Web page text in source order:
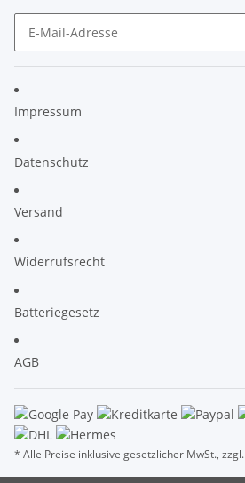
Impressum
Datenschutz
Versand
Widerrufsrecht
Batteriegesetz
AGB
* Alle Preise inklusive gesetzlicher MwSt., zzgl.